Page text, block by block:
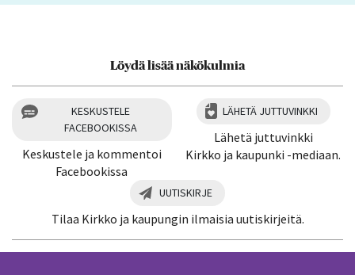
Löydä lisää näkökulmia
KESKUSTELE
FACEBOOKISSA
Keskustele ja kommentoi
Facebookissa
LÄHETÄ JUTTUVINKKI
Lähetä juttuvinkki
Kirkko ja kaupunki -mediaan.
UUTISKIRJE
Tilaa Kirkko ja kaupungin ilmaisia uutiskirjeitä.